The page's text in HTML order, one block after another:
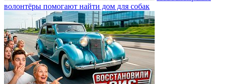
волонтёры помогают найти дом для собак